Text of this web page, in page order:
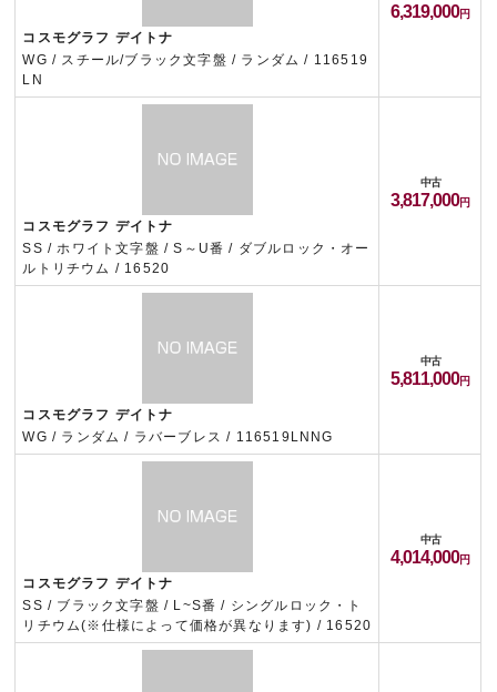
コスモグラフ デイトナ
WG / スチール/ブラック文字盤 / ランダム / 116519
LN
6,319,000
コスモグラフ デイトナ
SS / ホワイト文字盤 / S～U番 / ダブルロック・オー
ルトリチウム / 16520
中古
3,817,000
コスモグラフ デイトナ
WG / ランダム / ラバーブレス / 116519LNNG
中古
5,811,000
コスモグラフ デイトナ
SS / ブラック文字盤 / L~S番 / シングルロック・ト
リチウム(※仕様によって価格が異なります) / 16520
中古
4,014,000